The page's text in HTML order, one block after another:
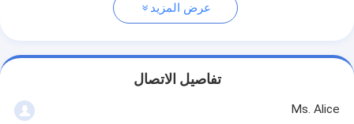
عرض المزيد
تفاصيل الاتصال
Ms. Alice